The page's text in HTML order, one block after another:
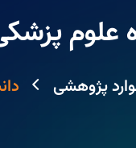
علوم
پژوهشی